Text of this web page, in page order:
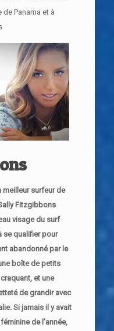
Panama et à
meilleur surfeur de
Fitzgibbons
visage du surf
se qualifier pour
abandonné par le
boîte de petits
et une
de grandir avec
Si jamais il y avait
de l’année,